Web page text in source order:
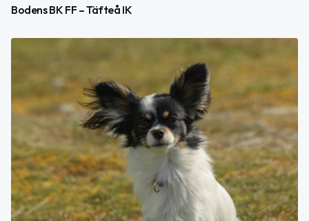
Bodens BK FF – Täfteå IK